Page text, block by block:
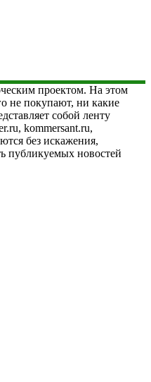
проектом. На этом
не покупают, ни какие
собой ленту
kommersant.ru,
без искажения,
публикуемых новостей